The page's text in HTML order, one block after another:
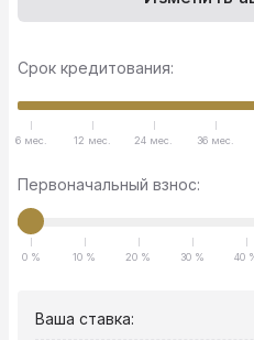
Срок кредитования:
6 мес. 12 мес. 24 мес. 36 мес.
Первоначальный взнос:
0 % 10 % 20 % 30 % 40
Ваша ставка: